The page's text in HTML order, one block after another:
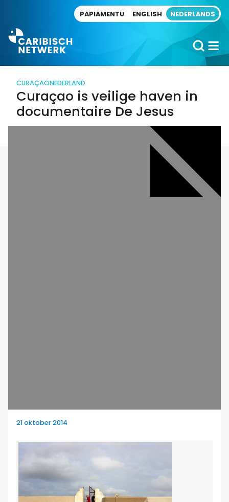
PAPIAMENTU ENGLISH NEDERLANDS
CURAÇAONEDERLAND
Curaçao is veilige haven in
documentaire De Jesus
21 oktober 2014